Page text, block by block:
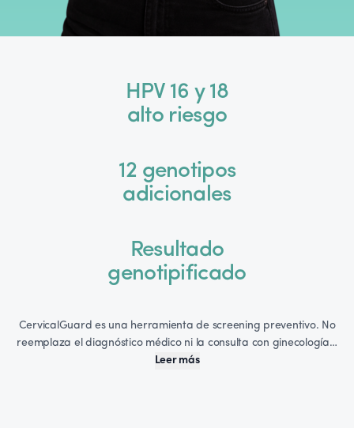
HPV 16 y 18
alto riesgo
12 genotipos
adicionales
Resultado
genotipificado
CervicalGuard es una herramienta de screening preventivo. No
reemplaza el diagnóstico médico ni la consulta con ginecología…
Leer más